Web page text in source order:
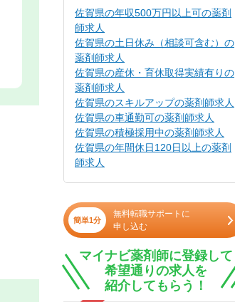
佐賀県の年収500万円以上可の薬剤
師求人
佐賀県の土日休み（相談可含む）の
薬剤師求人
佐賀県の産休・育休取得実績有りの
薬剤師求人
佐賀県のスキルアップの薬剤師求人
佐賀県の車通勤可の薬剤師求人
佐賀県の積極採用中の薬剤師求人
佐賀県の年間休日120日以上の薬剤
師求人
簡単1分
無料転職サポートに
申し込む
マイナビ薬剤師に登録して
希望通りの求人を
紹介してもらう！